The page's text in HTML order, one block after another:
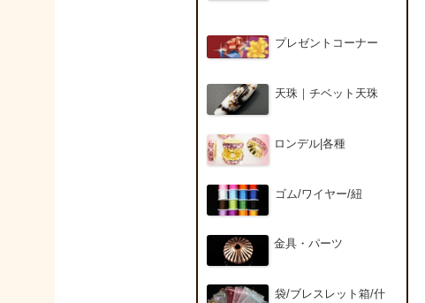
プレゼントコーナー
天珠｜チベット天珠
ロンデル|各種
ゴム/ワイヤー/紐
金具・パーツ
袋/ブレスレット箱/什